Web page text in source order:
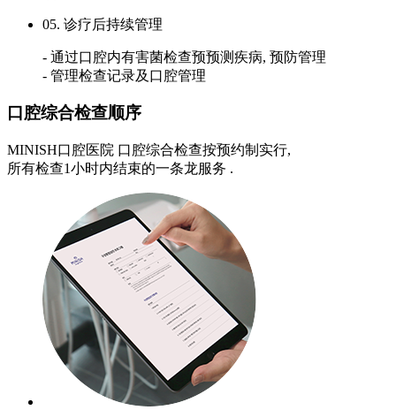
05. 诊疗后持续管理
- 通过口腔内有害菌检查预预测疾病, 预防管理
- 管理检查记录及口腔管理
口腔综合检查顺序
MINISH口腔医院 口腔综合检查按预约制实行,
所有检查1小时内结束的一条龙服务 .